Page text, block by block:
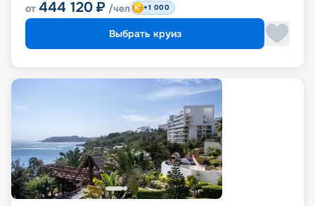
от 444 120 ₽ /чел +1 000
Выбрать круиз